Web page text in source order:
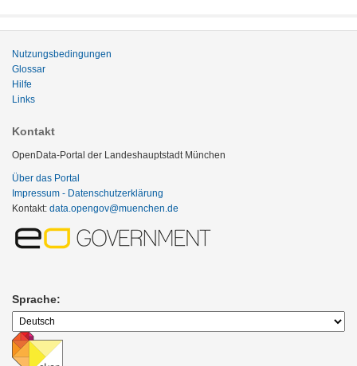
Nutzungsbedingungen
Glossar
Hilfe
Links
Kontakt
OpenData-Portal der Landeshauptstadt München
Über das Portal
Impressum - Datenschutzerklärung
Kontakt: data.opengov@muenchen.de
Sprache